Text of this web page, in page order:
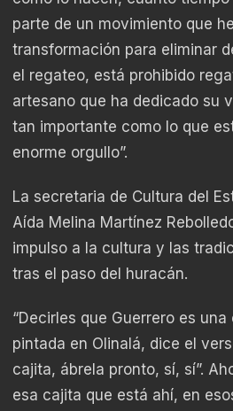
parte de un movimiento que
transformación para eliminar
el regateo, está prohibido
artesano que ha dedicado su
tan importante como lo que
enorme orgullo”.
La secretaria de Cultura del
Aída Melina Martínez
impulso a la cultura y las
tras el paso del huracán.
“Decirles que Guerrero es
pintada en Olinalá, dice el
cajita, ábrela pronto, sí, sí”.
esa cajita que está ahí, en